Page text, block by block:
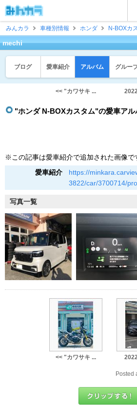
みんカラ
車種別情報 ホンダ N-BOXカ
mechi
ブログ 愛車紹介 アルバム グルー
<< "カワサキ ...
"ホンダ N-BOXカスタム"の愛車アル
※この記事は愛車紹介で追加された画像で
愛車紹介
https://
3822/car/3700714/
写真一覧
<< "カワサキ ...
Posted